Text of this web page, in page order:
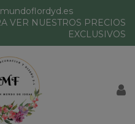
VER NUESTROS PRECIOS
EXCLUSIVOS